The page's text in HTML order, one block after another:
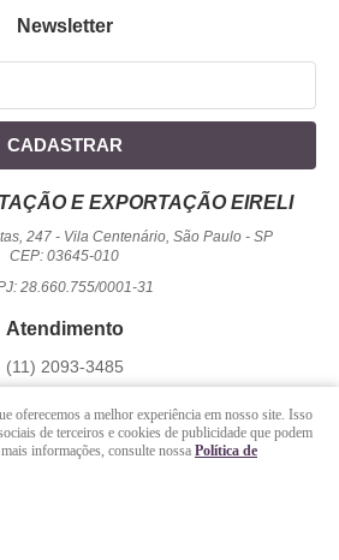
Newsletter
CADASTRAR
E EXPORTAÇÃO EIRELI
247- Vila Centenário, São Paulo- SP
CEP: 03645-010
28.660.755/0001-31
Atendimento
(11) 2093-3485
17:00 hrs / Sáb - 09 hrs às 13 hrs.
oferecemos a melhor experiência em nosso site. Isso
de terceiros e cookies de publicidade que podem
informações, consulte nossa Política de